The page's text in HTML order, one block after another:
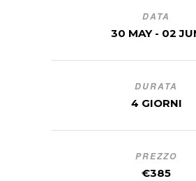
DATA
30 MAY - 02
DURATA
4 GIORNI
PREZZO
€385